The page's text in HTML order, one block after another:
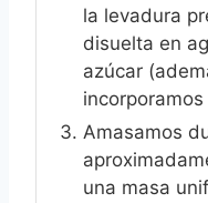
la levadura
disuelta en
azúcar
Amasamos
una masa